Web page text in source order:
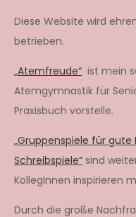
Diese Website wird
betrieben.
„Atemfreude“ ist mein
Atemgymnastik für
Praxisbuch vorstelle.
„Gruppenspiele für gute
Schreibspiele“ sind
KollegInnen inspirieren
Durch die große